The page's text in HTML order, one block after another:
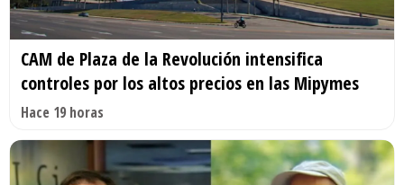
CAM de Plaza de la Revolución intensifica
controles por los altos precios en las Mipymes
Hace 19 horas